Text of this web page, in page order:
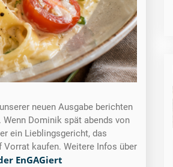
neuen Ausgabe berichten
Dominik spät abends von
ein Lieblingsgericht, das
kaufen. Weitere Infos über
EnGAGiert